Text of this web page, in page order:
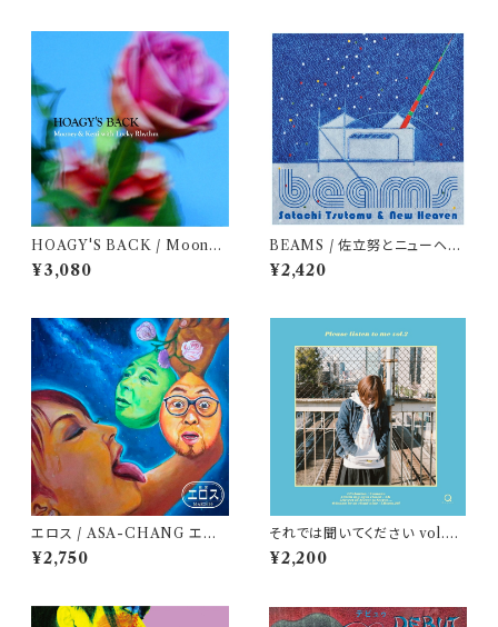
HOAGY'S BACK / Mooney
& Keni with Lucky Rhythm
¥3,080
BEAMS / 佐立努とニューヘヴ
ン
¥2,420
エロス / ASA-CHANG エマ
ーソン北村
¥2,750
それでは聞いてください vol.2 /
Kuyuki
¥2,200